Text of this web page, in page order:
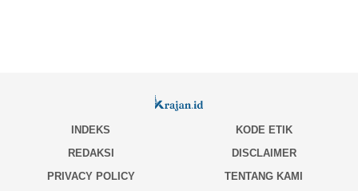
INDEKS
KODE ETIK
REDAKSI
DISCLAIMER
PRIVACY POLICY
TENTANG KAMI